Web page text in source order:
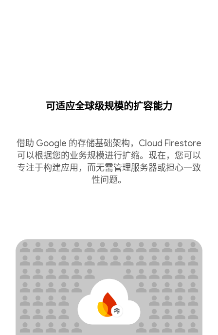
可适应全球级规模的扩容能力
借助 Google 的存储基础架构，Cloud Firestore
可以根据您的业务规模进行扩缩。现在，您可以
专注于构建应用，而无需管理服务器或担心一致
性问题。